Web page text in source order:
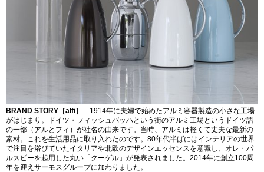
BRAND STORY［alfi］
1914年に夫婦で始めたアルミ容器製造の小さな工場
がはじまり。ドイツ・フィッシュバッハという街のアルミ工場というドイツ語
の一部（アルとフィ）が社名の由来です。当時、アルミは軽くて丈夫な最新の
素材。これを生活用品に取り入れたのです。80年代半ばにはインテリアの世界
で注目を浴びていたイタリアや北欧のデザインエッセンスを意識し、オレ・パ
ルスビーを起用した丸い「クーゲル」が発表されました。2014年に創立100周
年を迎えサーモスグループに加わりました。